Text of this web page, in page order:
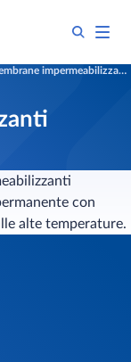
impermeabilizzanti cementizie
con
alte temperature.